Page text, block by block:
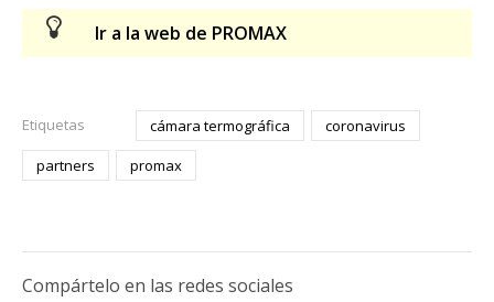
Ir a la web de PROMAX
Etiquetas cámara termográfica
coronavirus
partners
promax
Compártelo en las redes sociales